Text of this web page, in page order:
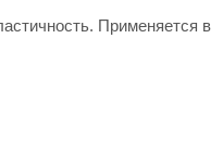
Применяется в